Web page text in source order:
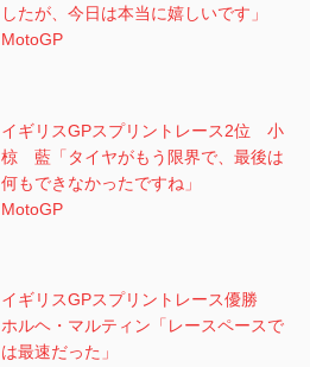
したが、今日は本当に嬉しいです」
MotoGP
イギリスGPスプリントレース2位 小
椋 藍「タイヤがもう限界で、最後は
何もできなかったですね」
MotoGP
イギリスGPスプリントレース優勝
ホルヘ・マルティン「レースペースで
は最速だった」